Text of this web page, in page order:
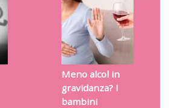
Meno alcol in
gravidanza? I
bambini